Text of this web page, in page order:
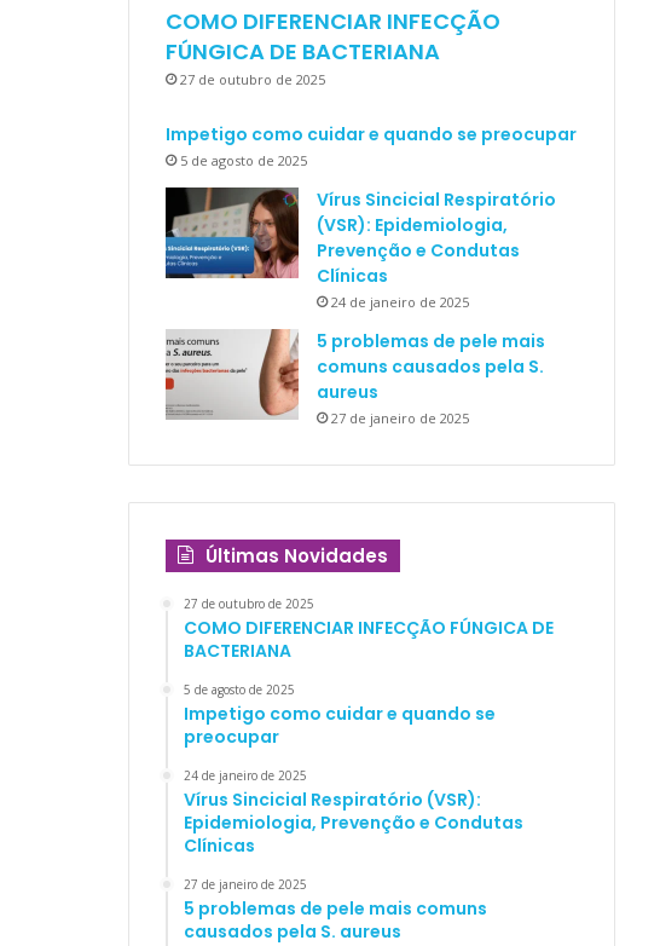
COMO DIFERENCIAR INFECÇÃO
FÚNGICA DE BACTERIANA
27 de outubro de 2025
Impetigo como cuidar e quando se preocupar
5 de agosto de 2025
Vírus Sincicial Respiratório
(VSR): Epidemiologia,
Prevenção e Condutas
Clínicas
24 de janeiro de 2025
5 problemas de pele mais
comuns causados pela S.
aureus
27 de janeiro de 2025
Últimas Novidades
27 de outubro de 2025
COMO DIFERENCIAR INFECÇÃO FÚNGICA DE
BACTERIANA
5 de agosto de 2025
Impetigo como cuidar e quando se
preocupar
24 de janeiro de 2025
Vírus Sincicial Respiratório (VSR):
Epidemiologia, Prevenção e Condutas
Clínicas
27 de janeiro de 2025
5 problemas de pele mais comuns
causados pela S. aureus